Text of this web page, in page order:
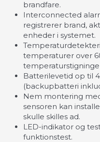
brandfare.
Interconnected
registrerer brand,
enheder i systemet.
temperaturer over
Batterilevetid op til
(backupbatteri
Nem montering
sensoren kan
skulle skilles ad.
LED-indikator og
funktionstest.